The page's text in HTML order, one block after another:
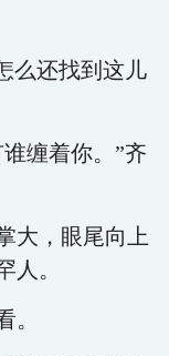
么还找到这儿
缠着你。”齐
大，眼尾向上
人。
。